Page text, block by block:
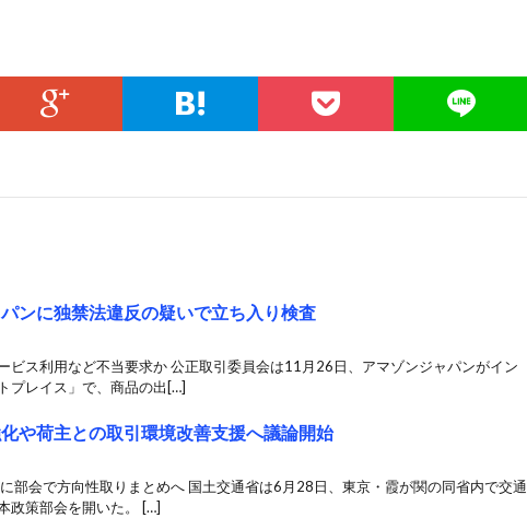
ンに独禁法違反の疑いで立ち入り検査
ビス利用など不当要求か 公正取引委員会は11月26日、アマゾンジャパンがイン
プレイス」で、商品の出[…]
や荷主との取引環境改善支援へ議論開始
部会で方向性取りまとめへ 国土交通省は6月28日、東京・霞が関の同省内で交通
政策部会を開いた。 […]